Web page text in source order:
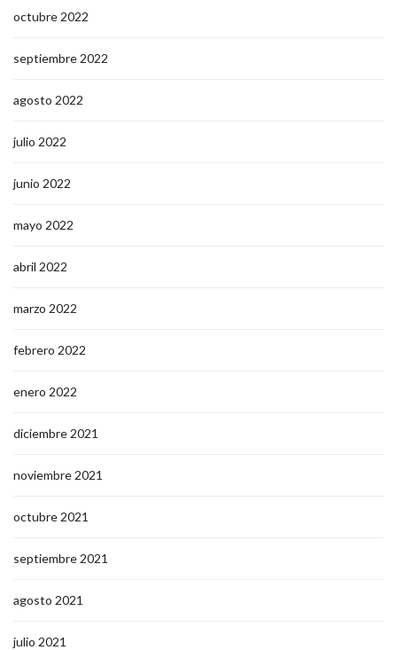
octubre 2022
septiembre 2022
agosto 2022
julio 2022
junio 2022
mayo 2022
abril 2022
marzo 2022
febrero 2022
enero 2022
diciembre 2021
noviembre 2021
octubre 2021
septiembre 2021
agosto 2021
julio 2021